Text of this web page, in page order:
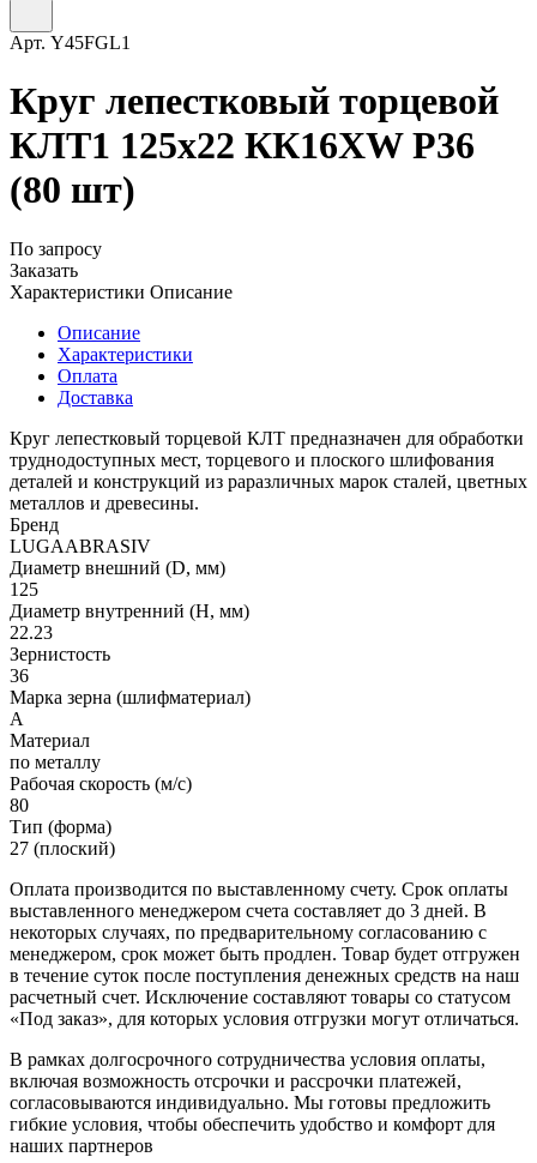
Арт. Y45FGL1
Круг лепестковый торцевой
КЛТ1 125х22 КК16XW P36
(80 шт)
По запросу
Заказать
Характеристики Описание
Описание
Характеристики
Оплата
Доставка
Круг лепестковый торцевой КЛТ предназначен для обработки
труднодоступных мест, торцевого и плоского шлифования
деталей и конструкций из раразличных марок сталей, цветных
металлов и древесины.
Бренд
LUGAABRASIV
Диаметр внешний (D, мм)
125
Диаметр внутренний (H, мм)
22.23
Зернистость
36
Марка зерна (шлифматериал)
A
Материал
по металлу
Рабочая скорость (м/с)
80
Тип (форма)
27 (плоский)
Оплата производится по выставленному счету. Срок оплаты
выставленного менеджером счета составляет до 3 дней. В
некоторых случаях, по предварительному согласованию с
менеджером, срок может быть продлен. Товар будет отгружен
в течение суток после поступления денежных средств на наш
расчетный счет. Исключение составляют товары со статусом
«Под заказ», для которых условия отгрузки могут отличаться.
В рамках долгосрочного сотрудничества условия оплаты,
включая возможность отсрочки и рассрочки платежей,
согласовываются индивидуально. Мы готовы предложить
гибкие условия, чтобы обеспечить удобство и комфорт для
наших партнеров